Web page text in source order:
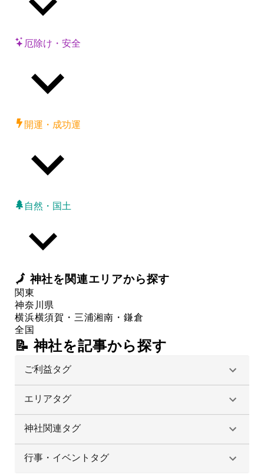
厄除け・安全
開運・成功運
自然・国土
🗾神社を関連エリアから探す
関東
神奈川県
横浜横須賀・三浦湘南・鎌倉
全国
📝 神社を記事から探す
ご利益タグ
エリアタグ
神社関連タグ
行事・イベントタグ